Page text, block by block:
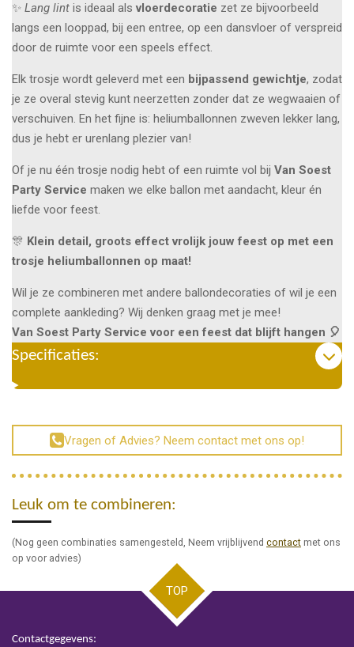
✨ Lang lint is ideaal alsvloerdecoratie zet ze bijvoorbeeld
langs een looppad, bij een entree, op een dansvloer of verspreid
door de ruimte voor een speels effect.
Elk trosje wordt geleverd met een bijpassend gewichtje, zodat
je ze overal stevig kunt neerzetten zonder dat ze wegwaaien of
verschuiven. En het fijne is: heliumballonnen zweven lekker lang,
dus je hebt er urenlang plezier van!
Of je nu één trosje nodig hebt of een ruimte vol bij Van Soest
Party Service maken we elke ballon met aandacht, kleur én
liefde voor feest.
🎊 Klein detail, groots effect vrolijk jouw feest op met een
trosje heliumballonnen op maat!
Wil je ze combineren met andere ballondecoraties of wil je een
complete aankleding? Wij denken graag met je mee!
Van Soest Party Service voor een feest dat blijft hangen 🎈
Specificaties:
Vragen of Advies? Neem contact met ons op!
Leuk om te combineren:
(Nog geen combinaties samengesteld, Neem vrijblijvend contact met ons
op voor advies)
TOP
Contactgegevens: